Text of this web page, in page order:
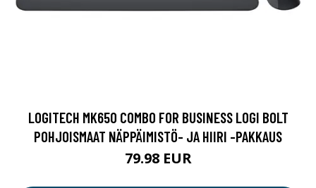
LOGITECH MK650 COMBO FOR BUSINESS LOGI BOLT
POHJOISMAAT NÄPPÄIMISTÖ- JA HIIRI -PAKKAUS
79.98 EUR